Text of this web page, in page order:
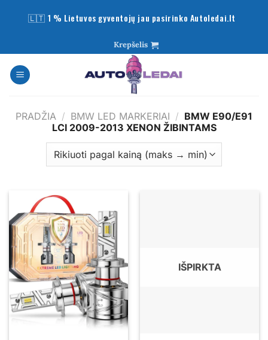
🇱🇹 1 % Lietuvos gyventojų jau pasirinko Autoledai.lt
Krepšelis
PRADŽIA / BMW LED MARKERIAI / BMW E90/E91
LCI 2009-2013 XENON ŽIBINTAMS
IŠPIRKTA